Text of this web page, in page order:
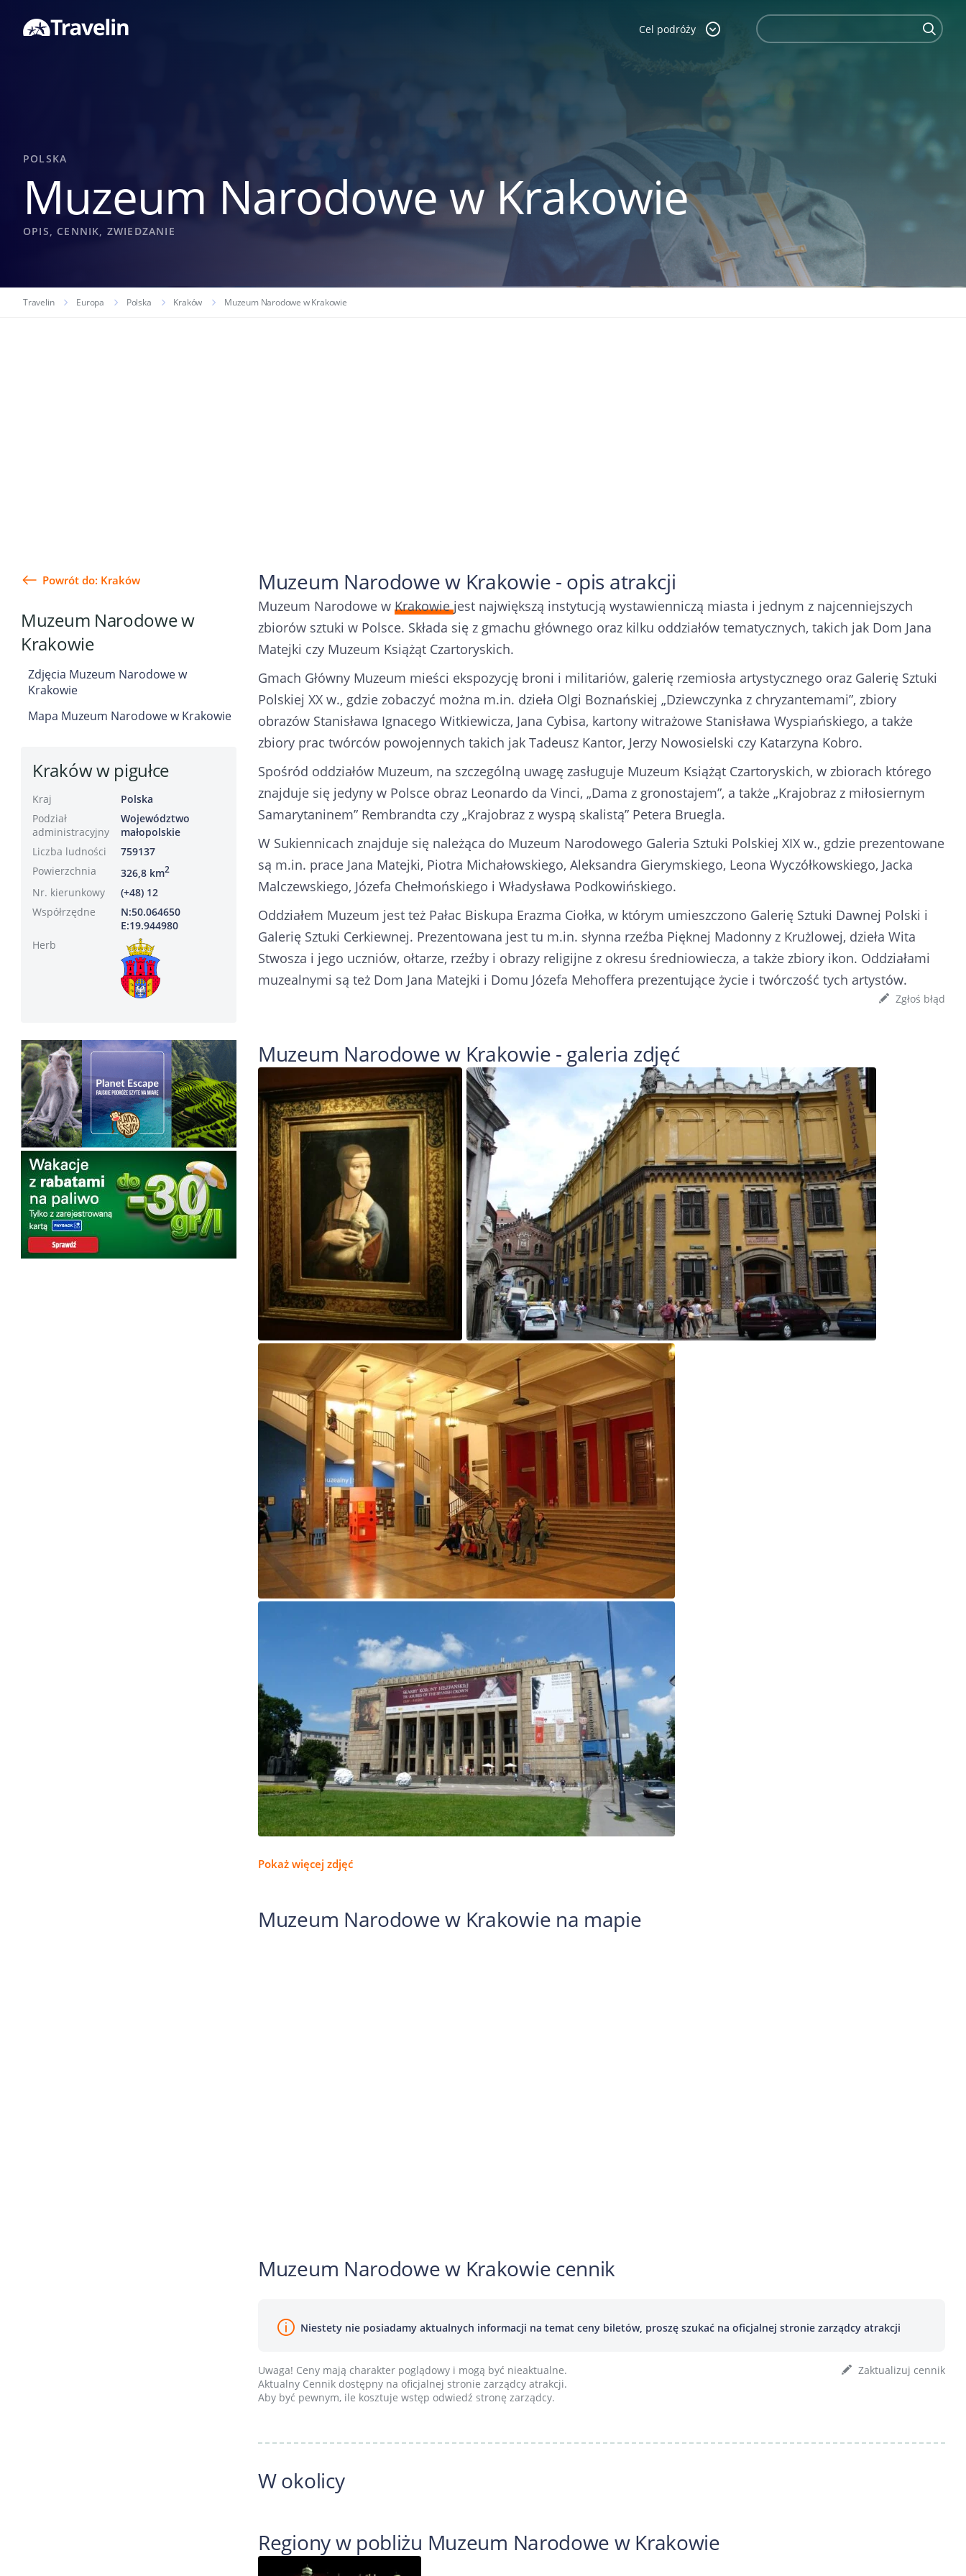
Cel podróży
POLSKA
Muzeum Narodowe w Krakowie
OPIS, CENNIK, ZWIEDZANIE
Travelin Europa Polska Kraków Muzeum Narodowe w Krakowie
Powrót do: Kraków
Muzeum Narodowe w
Krakowie
Zdjęcia Muzeum Narodowe w
Krakowie
Mapa Muzeum Narodowe w Krakowie
Kraków w pigułce
Kraj
Polska
Podział
administracyjny
Województwo
małopolskie
Liczba ludności
759137
Powierzchnia
326,8 km2
Nr. kierunkowy
(+48) 12
Współrzędne
N:50.064650
E:19.944980
Herb
Muzeum Narodowe w Krakowie - opis atrakcji
Muzeum Narodowe w Krakowiejest największą instytucją wystawienniczą miasta i jednym z najcenniejszych
zbiorów sztuki w Polsce. Składa się z gmachu głównego oraz kilku oddziałów tematycznych, takich jak Dom Jana
Matejki czy Muzeum Książąt Czartoryskich.
Gmach Główny Muzeum mieści ekspozycję broni i militariów, galerię rzemiosła artystycznego oraz Galerię Sztuki
Polskiej XX w., gdzie zobaczyć można m.in. dzieła Olgi Boznańskiej „Dziewczynka z chryzantemami”, zbiory
obrazów Stanisława Ignacego Witkiewicza, Jana Cybisa, kartony witrażowe Stanisława Wyspiańskiego, a także
zbiory prac twórców powojennych takich jak Tadeusz Kantor, Jerzy Nowosielski czy Katarzyna Kobro.
Spośród oddziałów Muzeum, na szczególną uwagę zasługuje Muzeum Książąt Czartoryskich, w zbiorach którego
znajduje się jedyny w Polsce obraz Leonardo da Vinci, „Dama z gronostajem”, a także „Krajobraz z miłosiernym
Samarytaninem” Rembrandta czy „Krajobraz z wyspą skalistą” Petera Bruegla.
W Sukiennicach znajduje się należąca do Muzeum Narodowego Galeria Sztuki Polskiej XIX w., gdzie prezentowane
są m.in. prace Jana Matejki, Piotra Michałowskiego, Aleksandra Gierymskiego, Leona Wyczółkowskiego, Jacka
Malczewskiego, Józefa Chełmońskiego i Władysława Podkowińskiego.
Oddziałem Muzeum jest też Pałac Biskupa Erazma Ciołka, w którym umieszczono Galerię Sztuki Dawnej Polski i
Galerię Sztuki Cerkiewnej. Prezentowana jest tu m.in. słynna rzeźba Pięknej Madonny z Krużlowej, dzieła Wita
Stwosza i jego uczniów, ołtarze, rzeźby i obrazy religijne z okresu średniowiecza, a także zbiory ikon. Oddziałami
muzealnymi są też Dom Jana Matejki i Domu Józefa Mehoffera prezentujące życie i twórczość tych artystów.
Zgłoś błąd
Muzeum Narodowe w Krakowie - galeria zdjęć
Pokaż więcej zdjęć
Muzeum Narodowe w Krakowie na mapie
Muzeum Narodowe w Krakowie cennik
Niestety nie posiadamy aktualnych informacji na temat ceny biletów, proszę szukać na oficjalnej stronie zarządcy atrakcji
Zaktualizuj cennik
Uwaga! Ceny mają charakter poglądowy i mogą być nieaktualne.
Aktualny Cennik dostępny na oficjalnej stronie zarządcy atrakcji.
Aby być pewnym, ile kosztuje wstęp odwiedź stronę zarządcy.
W okolicy
Regiony w pobliżu Muzeum Narodowe w Krakowie